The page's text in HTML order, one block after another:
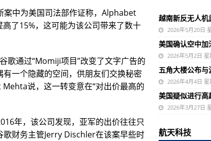
案中为美国司法部作证称，Alphabet
了15%，这可能为该公司带来了数十
通过“Momiji项目”改变了文字广告的
一个隐藏的空间，供朋友们交换秘密
说，这一转变意在“对出价最高的
年，该公司发现，亚军的出价往往只
财务主管Jerry Dischler在该案早些时
越南新反无人
2026年5月20日
美国确认空中
2026年5月2日 星
五角大楼公布与
2026年4月4日
美国疑似进行
2026年3月27日
航天科技